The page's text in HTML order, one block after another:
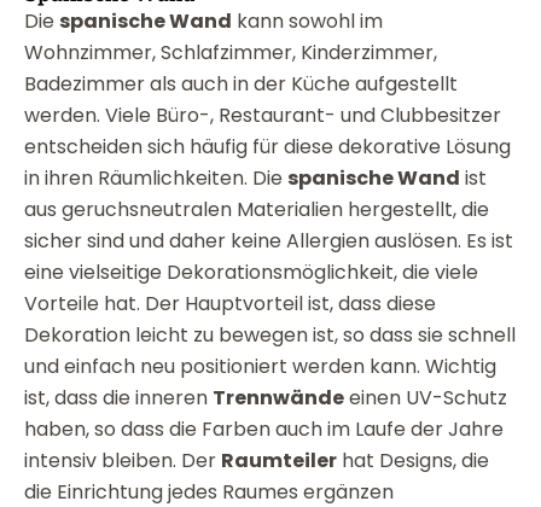
Die spanische Wand kann sowohl im
Wohnzimmer, Schlafzimmer, Kinderzimmer,
Badezimmer als auch in der Küche aufgestellt
werden. Viele Büro-, Restaurant- und Clubbesitzer
entscheiden sich häufig für diese dekorative Lösung
in ihren Räumlichkeiten. Die spanische Wand ist
aus geruchsneutralen Materialien hergestellt, die
sicher sind und daher keine Allergien auslösen. Es ist
eine vielseitige Dekorationsmöglichkeit, die viele
Vorteile hat. Der Hauptvorteil ist, dass diese
Dekoration leicht zu bewegen ist, so dass sie schnell
und einfach neu positioniert werden kann. Wichtig
ist, dass die inneren Trennwändeeinen UV-Schutz
haben, so dass die Farben auch im Laufe der Jahre
intensiv bleiben. Der Raumteiler hat Designs, die
die Einrichtung jedes Raumes ergänzen